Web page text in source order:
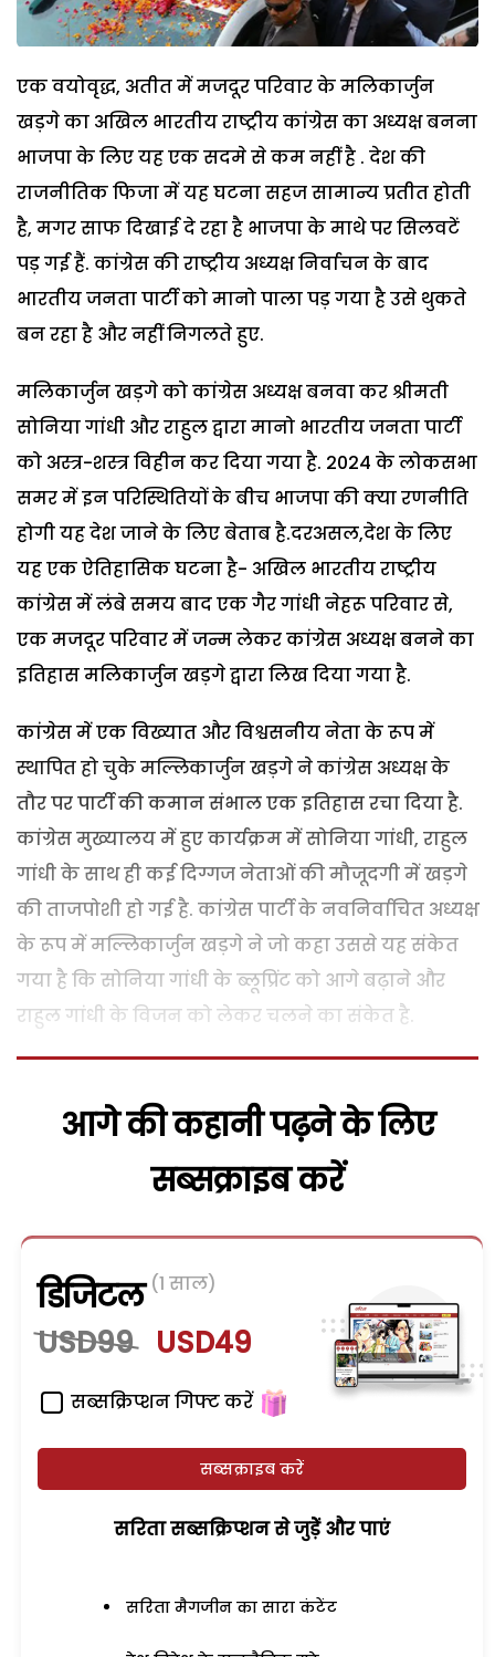
एक वयोवृद्ध, अतीत में मजदूर परिवार के मलिकार्जुन
खड़गे का अखिल भारतीय राष्ट्रीय कांग्रेस का अध्यक्ष बनना‌
भाजपा के लिए यह एक सदमे से कम नहीं है . देश की
राजनीतिक फिजा में यह घटना सहज सामान्य प्रतीत होती
है, मगर साफ दिखाई दे रहा है भाजपा के माथे पर सिलवटें
पड़ गई हैं. कांग्रेस की राष्ट्रीय अध्यक्ष निर्वाचन के बाद
भारतीय जनता पार्टी को मानो पाला पड़ गया है उसे थुकते
बन रहा है और नहीं निगलते हुए.
मलिकार्जुन खड़गे को कांग्रेस अध्यक्ष बनवा कर श्रीमती
सोनिया गांधी और राहुल द्वारा मानो भारतीय जनता पार्टी
को अस्त्र-शस्त्र विहीन कर दिया गया है. 2024 के लोकसभा
समर में इन परिस्थितियों के बीच भाजपा की क्या रणनीति
होगी यह देश जाने के लिए बेताब है.दरअसल,देश के लिए
यह एक ऐतिहासिक घटना है- अखिल भारतीय राष्ट्रीय
कांग्रेस में लंबे समय बाद एक गैर गांधी नेहरू परिवार से,
एक मजदूर परिवार में जन्म लेकर कांग्रेस अध्यक्ष बनने का
इतिहास मलिकार्जुन खड़गे द्वारा लिख दिया गया है.
कांग्रेस में एक विख्यात और विश्वसनीय नेता के रूप में
स्थापित हो चुके मल्लिकार्जुन खड़गे ने कांग्रेस अध्यक्ष के
तौर पर पार्टी की कमान संभाल एक इतिहास रचा दिया है.
कांग्रेस मुख्यालय में हुए कार्यक्रम में सोनिया गांधी, राहुल
गांधी के साथ ही कई दिग्गज नेताओं की मौजूदगी में खड़गे
की ताजपोशी हो गई है. कांग्रेस पार्टी के नवनिर्वाचित अध्यक्ष
के रूप में मल्लिकार्जुन खड़गे ने जो कहा उससे यह संकेत
गया है कि सोनिया गांधी के ब्लूप्रिंट को आगे बढ़ाने और
राहुल गांधी के विजन को लेकर चलने का संकेत है.
आगे की कहानी पढ़ने के लिए
सब्सक्राइब करें
डिजिटल (1 साल)
USD99 USD49
सब्सक्रिप्शन गिफ्ट करें
सब्सक्राइब करें
सरिता सब्सक्रिप्शन से जुड़ेें और पाएं
सरिता मैगजीन का सारा कंटेंट